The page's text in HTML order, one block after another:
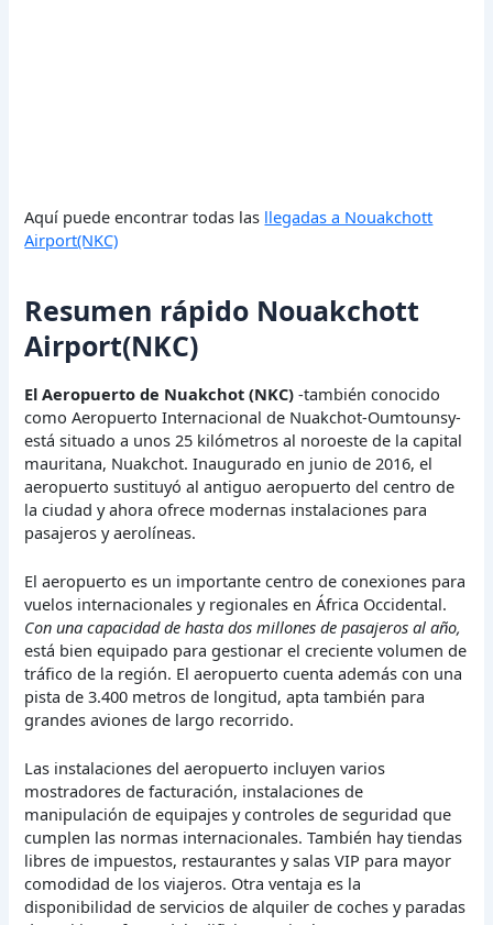
Aquí puede encontrar todas las llegadas a Nouakchott
Airport(NKC)
Resumen rápido Nouakchott
Airport(NKC)
El Aeropuerto de Nuakchot (NKC) -también conocido
como Aeropuerto Internacional de Nuakchot-Oumtounsy-
está situado a unos 25 kilómetros al noroeste de la capital
mauritana, Nuakchot. Inaugurado en junio de 2016, el
aeropuerto sustituyó al antiguo aeropuerto del centro de
la ciudad y ahora ofrece modernas instalaciones para
pasajeros y aerolíneas.
El aeropuerto es un importante centro de conexiones para
vuelos internacionales y regionales en África Occidental.
Con una capacidad de hasta dos millones de pasajeros al año,
está bien equipado para gestionar el creciente volumen de
tráfico de la región. El aeropuerto cuenta además con una
pista de 3.400 metros de longitud, apta también para
grandes aviones de largo recorrido.
Las instalaciones del aeropuerto incluyen varios
mostradores de facturación, instalaciones de
manipulación de equipajes y controles de seguridad que
cumplen las normas internacionales. También hay tiendas
libres de impuestos, restaurantes y salas VIP para mayor
comodidad de los viajeros. Otra ventaja es la
disponibilidad de servicios de alquiler de coches y paradas